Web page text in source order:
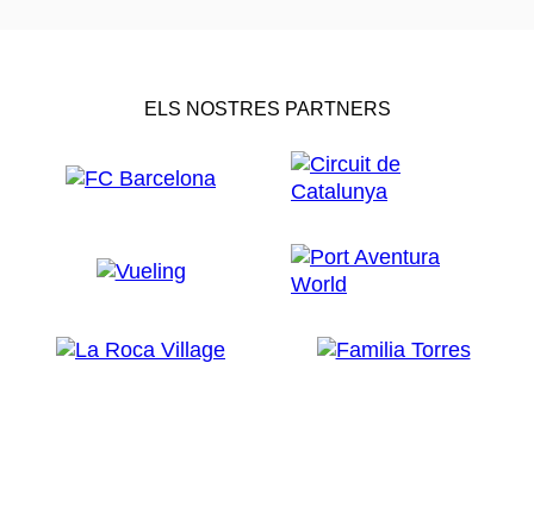
ELS NOSTRES PARTNERS